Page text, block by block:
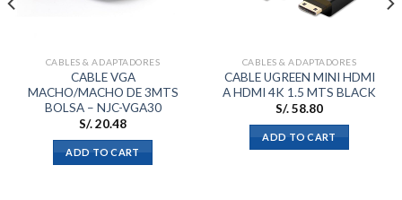
CABLES & ADAPTADORES
CABLE VGA
MACHO/MACHO DE 3MTS
BOLSA – NJC-VGA30
S/.20.48
ADD TO CART
CABLES & ADAPTADORES
CABLE UGREEN MINI HDMI
A HDMI 4K 1.5 MTS BLACK
S/.58.80
ADD TO CART